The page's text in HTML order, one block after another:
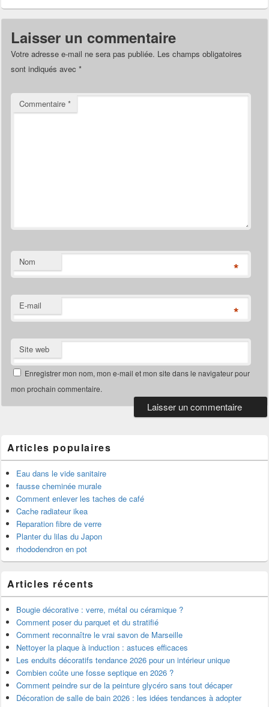
Laisser un commentaire
Votre adresse e-mail ne sera pas publiée. Les champs obligatoires
sont indiqués avec *
Commentaire *
Nom *
E-mail *
Site web
Enregistrer mon nom, mon e-mail et mon site dans le navigateur pour
mon prochain commentaire.
Articles populaires
Eau dans le vide sanitaire
fausse cheminée murale
Comment enlever les taches de café
Cache radiateur ikea
Reparation fibre de verre
Planter du lilas du Japon
rhododendron en pot
Articles récents
Bougie décorative : verre, métal ou céramique ?
Comment poser du parquet et du stratifié
Comment reconnaître le vrai savon de Marseille
Nettoyer la plaque à induction : astuces efficaces
Les enduits décoratifs tendance 2026 pour un intérieur unique
Combien coûte une fosse septique en 2026 ?
Comment peindre sur de la peinture glycéro sans tout décaper
Décoration de salle de bain 2026 : les idées tendances à adopter